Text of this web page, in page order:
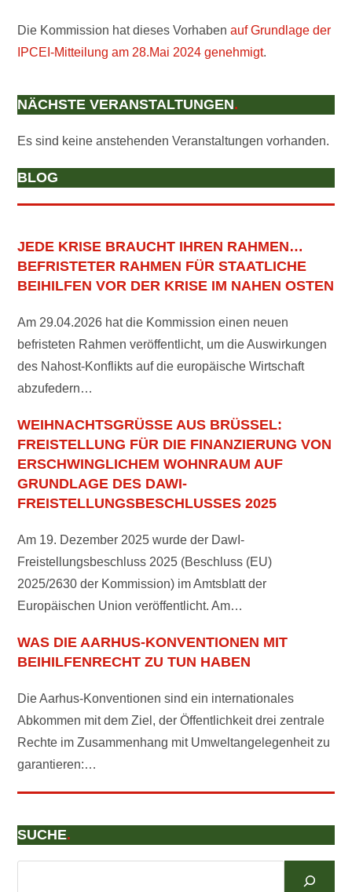
Die Kommission hat dieses Vorhabenauf Grundlage der
IPCEI-Mitteilung am 28.Mai 2024 genehmigt.
NÄCHSTE VERANSTALTUNGEN.
Es sind keine anstehenden Veranstaltungen vorhanden.
BLOG
JEDE KRISE BRAUCHT IHREN RAHMEN…
BEFRISTETER RAHMEN FÜR STAATLICHE
BEIHILFEN VOR DER KRISE IM NAHEN OSTEN
Am 29.04.2026 hat die Kommission einen neuen
befristeten Rahmen veröffentlicht, um die Auswirkungen
des Nahost-Konflikts auf die europäische Wirtschaft
abzufedern…
WEIHNACHTSGRÜSSE AUS BRÜSSEL: F
REISTELLUNG FÜR DIE FINANZIERUNG VON E
RSCHWINGLICHEM WOHNRAUM AUF G
RUNDLAGE DES DAWI-F
REISTELLUNGSBESCHLUSSES 2025
Am 19. Dezember 2025 wurde der DawI-
Freistellungsbeschluss 2025 (Beschluss (EU)
2025/2630 der Kommission) im Amtsblatt der
Europäischen Union veröffentlicht. Am…
WAS DIE AARHUS-KONVENTIONEN MIT
BEIHILFENRECHT ZU TUN HABEN
Die Aarhus-Konventionen sind ein internationales
Abkommen mit dem Ziel, der Öffentlichkeit drei zentrale
Rechte im Zusammenhang mit Umweltangelegenheit zu
garantieren:…
SUCHE.